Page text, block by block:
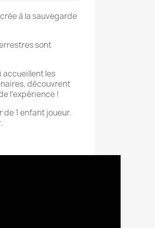
à la sauvegarde
sont
accueillent les
découvrent
l’expérience !
de 1 enfant joueur.